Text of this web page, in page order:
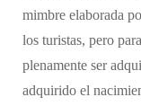
mimbre elaborada
los turistas, pero
plenamente ser
adquirido el